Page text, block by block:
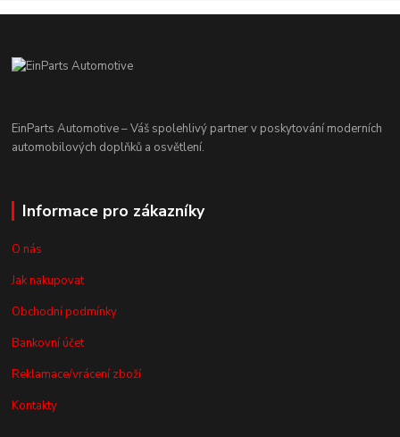
EinParts Automotive – Váš spolehlivý partner v poskytování moderních
automobilových doplňků a osvětlení.
Informace pro zákazníky
O nás
Jak nakupovat
Obchodní podmínky
Bankovní účet
Reklamace/vrácení zboží
Kontakty